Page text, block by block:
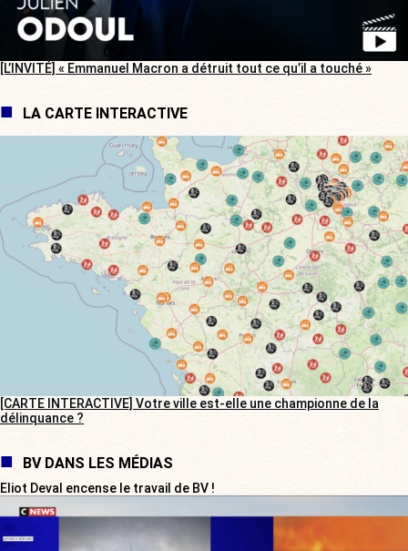
[L’INVITÉ] « Emmanuel Macron a détruit tout ce qu’il a touché »
LA CARTE INTERACTIVE
[CARTE INTERACTIVE] Votre ville est-elle une championne de la
délinquance ?
BV DANS LES MÉDIAS
Eliot Deval encense le travail de BV !